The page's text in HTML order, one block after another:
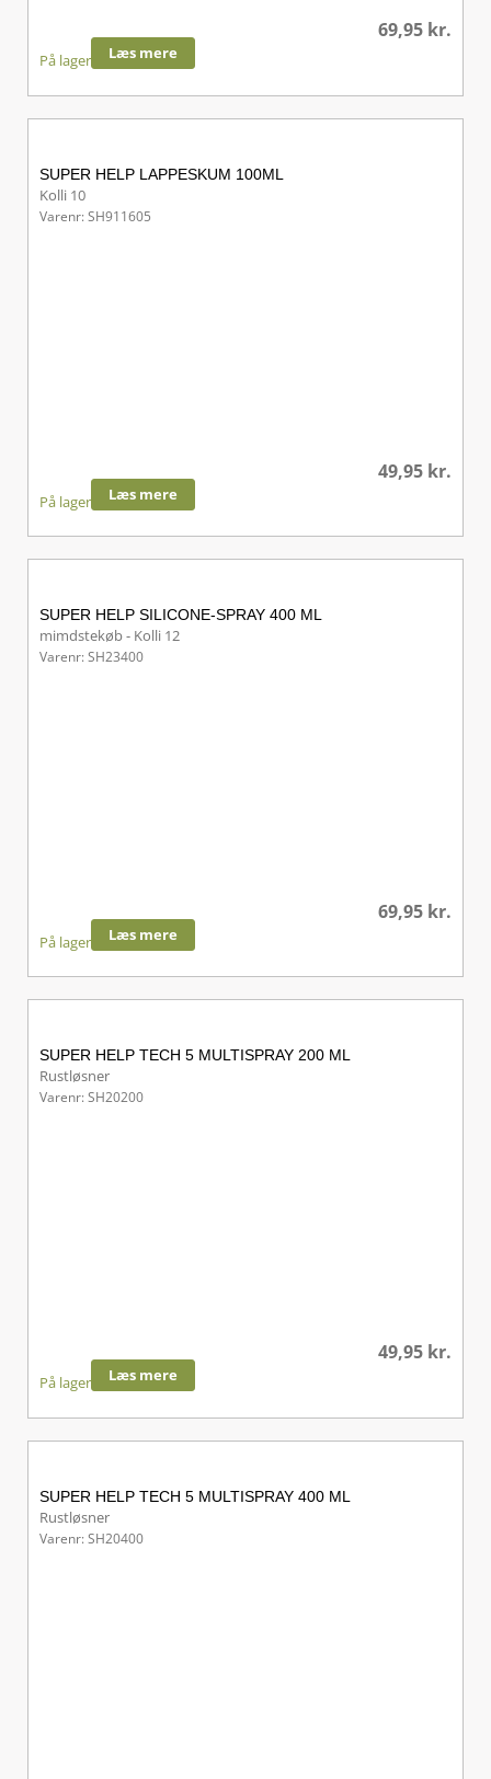
69,95 kr.
På lager Læs mere
SUPER HELP LAPPESKUM 100ML
Kolli 10
Varenr: SH911605
49,95 kr.
På lager Læs mere
SUPER HELP SILICONE-SPRAY 400 ML
mimdstekøb - Kolli 12
Varenr: SH23400
69,95 kr.
På lager Læs mere
SUPER HELP TECH 5 MULTISPRAY 200 ML
Rustløsner
Varenr: SH20200
49,95 kr.
På lager Læs mere
SUPER HELP TECH 5 MULTISPRAY 400 ML
Rustløsner
Varenr: SH20400